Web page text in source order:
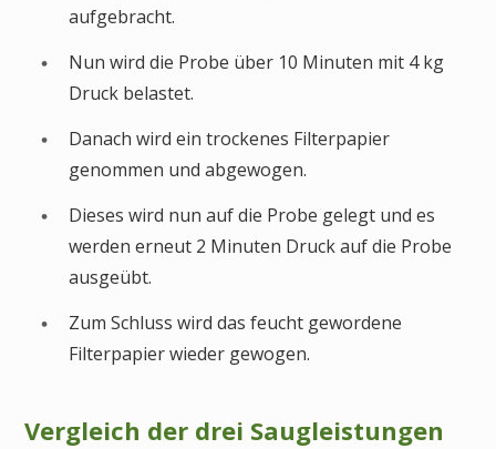
aufgebracht.
Nun wird die Probe über 10 Minuten mit 4 kg
Druck belastet.
Danach wird ein trockenes Filterpapier
genommen und abgewogen.
Dieses wird nun auf die Probe gelegt und es
werden erneut 2 Minuten Druck auf die Probe
ausgeübt.
Zum Schluss wird das feucht gewordene
Filterpapier wieder gewogen.
Vergleich der drei Saugleistungen